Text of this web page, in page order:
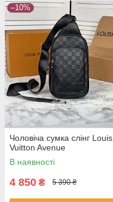
–10%
Чоловіча сумка слінг Louis
Vuitton Avenue
В наявності
4 850 ₴ 5 390 ₴